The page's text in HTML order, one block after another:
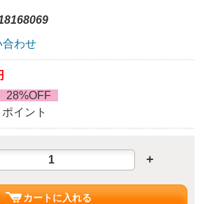
合わせ
28%OFF
イント
+
カートに入れる